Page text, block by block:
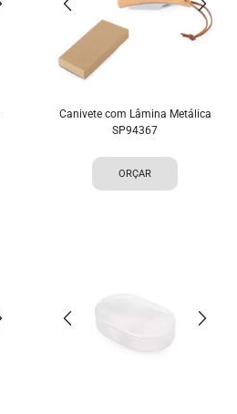
Canivete com Lâmina Metálica
SP94367
ORÇAR